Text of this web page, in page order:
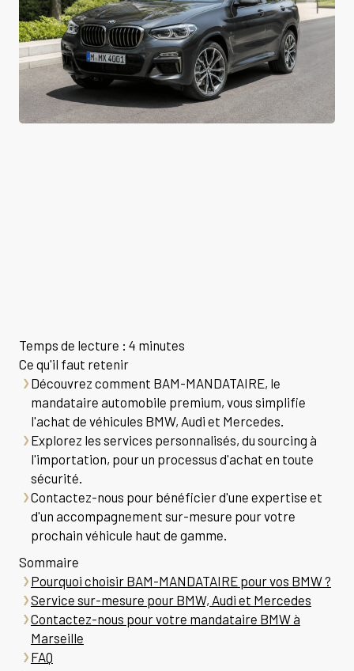
Temps de lecture : 4 minutes
Ce qu'il faut retenir
Découvrez comment BAM-MANDATAIRE, le
mandataire automobile premium, vous simplifie
l'achat de véhicules BMW, Audi et Mercedes.
Explorez les services personnalisés, du sourcing à
l'importation, pour un processus d'achat en toute
sécurité.
Contactez-nous pour bénéficier d'une expertise et
d'un accompagnement sur-mesure pour votre
prochain véhicule haut de gamme.
Sommaire
Pourquoi choisir BAM-MANDATAIRE pour vos BMW ?
Service sur-mesure pour BMW, Audi et Mercedes
Contactez-nous pour votre mandataire BMW à
Marseille
FAQ